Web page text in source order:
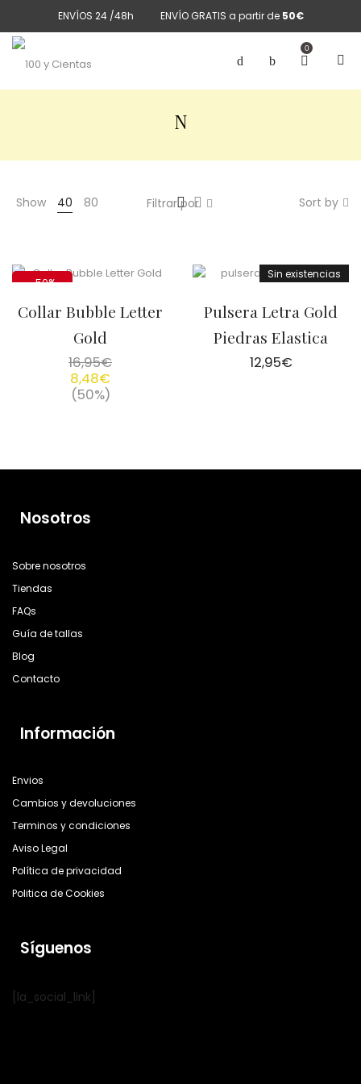
ENVÍOS 24 /48h ENVÍO GRATIS a partir de 50€
0
N
Show 40 80 Sort by
Filtrar por
-50%
Collar Bubble Letter
Gold
16,95€
8,48€
(50%)
Sin existencias
Pulsera Letra Gold
Piedras Elastica
12,95€
Nosotros
Sobre nosotros
Tiendas
FAQs
Guía de tallas
Blog
Contacto
Información
Envios
Cambios y devoluciones
Terminos y condiciones
Aviso Legal
Política de privacidad
Politica de Cookies
Síguenos
[la_social_link]